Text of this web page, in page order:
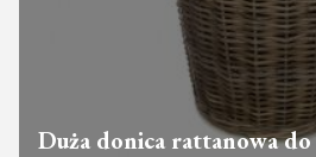
Duża donica rattanowa